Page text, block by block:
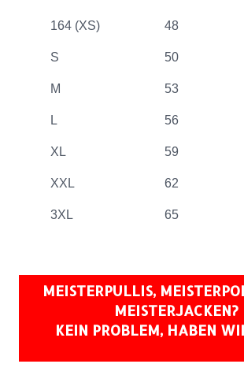
164 (XS) 48
S 50
M 53
L 56
XL 59
XXL 62
3XL 65
MEISTERPULLIS,
MEISTERJACKEN?
KEIN PROBLEM, HABEN